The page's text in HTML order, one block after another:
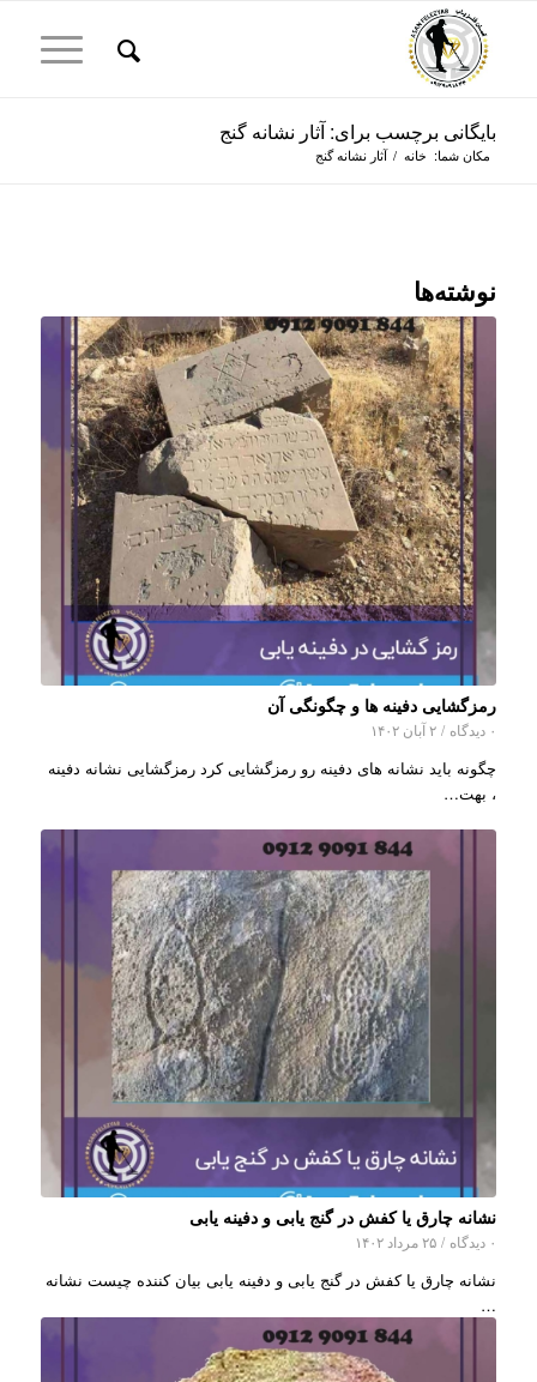
بایگانی برچسب برای: آثار نشانه گنج
مکان شما: خانه / آثار نشانه گنج
نوشته‌ها
رمزگشایی دفینه ها و چگونگی آن
۰ دیدگاه / ۲ آبان ۱۴۰۲
چگونه باید نشانه های دفینه رو رمزگشایی کرد رمزگشایی نشانه دفینه
، بهت…
نشانه چارق یا کفش در گنج یابی و دفینه یابی
۰ دیدگاه / ۲۵ مرداد ۱۴۰۲
نشانه چارق یا کفش در گنج یابی و دفینه یابی بیان کننده چیست نشانه
…